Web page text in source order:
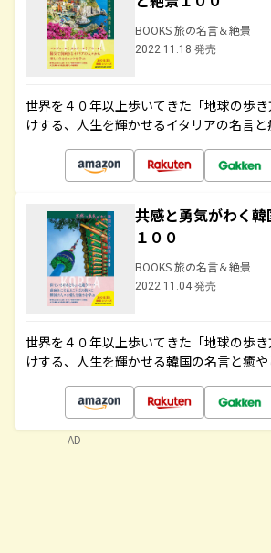
BOOKS 旅の名言＆絶景
2022.11.18 発売
世界を４０年以上歩いてきた「地球の歩
けする、人生を輝かせるイタリアの名言
共感と勇気がわく
１００
BOOKS 旅の名言＆絶景
2022.11.04 発売
世界を４０年以上歩いてきた「地球の歩
けする、人生を輝かせる韓国の名言と癒
AD